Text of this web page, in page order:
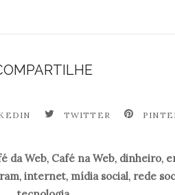
TWITTER
da Web, Café na Web, dinheiro,
, internet, mídia social, rede